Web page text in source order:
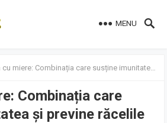
MENU
miere: Combinația care susține imunitatea și previne răcelile
Combinația care
și previne răcelile